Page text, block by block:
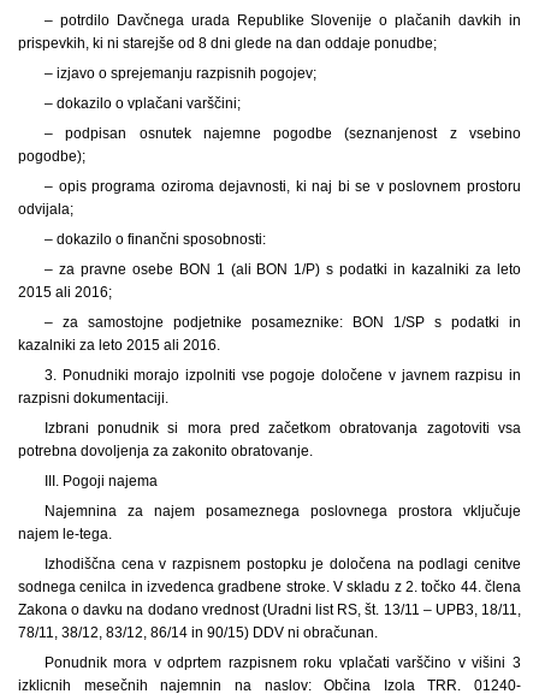
– potrdilo Davčnega urada Republike Slovenije o plačanih davkih in
prispevkih, ki ni starejše od 8 dni glede na dan oddaje ponudbe;
– izjavo o sprejemanju razpisnih pogojev;
– dokazilo o vplačani varščini;
– podpisan osnutek najemne pogodbe (seznanjenost z vsebino
pogodbe);
– opis programa oziroma dejavnosti, ki naj bi se v poslovnem prostoru
odvijala;
– dokazilo o finančni sposobnosti:
– za pravne osebe BON 1 (ali BON 1/P) s podatki in kazalniki za leto
2015 ali 2016;
– za samostojne podjetnike posameznike: BON 1/SP s podatki in
kazalniki za leto 2015 ali 2016.
3. Ponudniki morajo izpolniti vse pogoje določene v javnem razpisu in
razpisni dokumentaciji.
Izbrani ponudnik si mora pred začetkom obratovanja zagotoviti vsa
potrebna dovoljenja za zakonito obratovanje.
III. Pogoji najema
Najemnina za najem posameznega poslovnega prostora vključuje
najem le-tega.
Izhodiščna cena v razpisnem postopku je določena na podlagi cenitve
sodnega cenilca in izvedenca gradbene stroke. V skladu z 2. točko 44. člena
Zakona o davku na dodano vrednost (Uradni list RS, št. 13/11 – UPB3, 18/11,
78/11, 38/12, 83/12, 86/14 in 90/15) DDV ni obračunan.
Ponudnik mora v odprtem razpisnem roku vplačati varščino v višini 3
izklicnih mesečnih najemnin na naslov: Občina Izola TRR. 01240-